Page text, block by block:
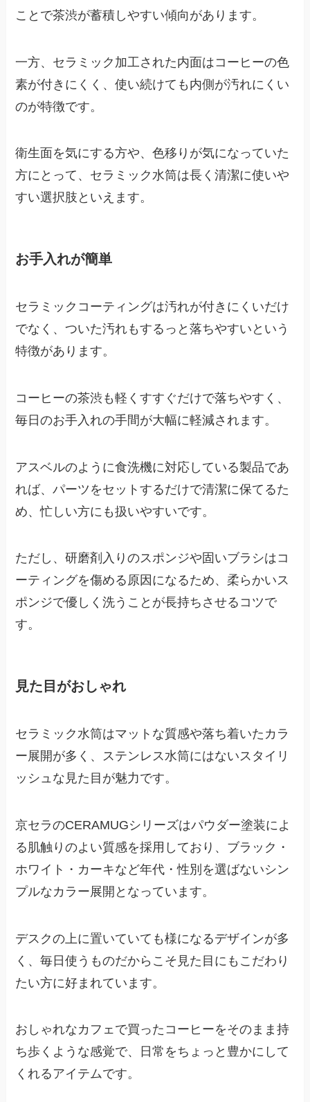
ことで茶渋が蓄積しやすい傾向があります。
一方、セラミック加工された内面はコーヒーの色
素が付きにくく、使い続けても内側が汚れにくい
のが特徴です。
衛生面を気にする方や、色移りが気になっていた
方にとって、セラミック水筒は長く清潔に使いや
すい選択肢といえます。
お手入れが簡単
セラミックコーティングは汚れが付きにくいだけ
でなく、ついた汚れもするっと落ちやすいという
特徴があります。
コーヒーの茶渋も軽くすすぐだけで落ちやすく、
毎日のお手入れの手間が大幅に軽減されます。
アスベルのように食洗機に対応している製品であ
れば、パーツをセットするだけで清潔に保てるた
め、忙しい方にも扱いやすいです。
ただし、研磨剤入りのスポンジや固いブラシはコ
ーティングを傷める原因になるため、柔らかいス
ポンジで優しく洗うことが長持ちさせるコツで
す。
見た目がおしゃれ
セラミック水筒はマットな質感や落ち着いたカラ
ー展開が多く、ステンレス水筒にはないスタイリ
ッシュな見た目が魅力です。
京セラのCERAMUGシリーズはパウダー塗装によ
る肌触りのよい質感を採用しており、ブラック・
ホワイト・カーキなど年代・性別を選ばないシン
プルなカラー展開となっています。
デスクの上に置いていても様になるデザインが多
く、毎日使うものだからこそ見た目にもこだわり
たい方に好まれています。
おしゃれなカフェで買ったコーヒーをそのまま持
ち歩くような感覚で、日常をちょっと豊かにして
くれるアイテムです。